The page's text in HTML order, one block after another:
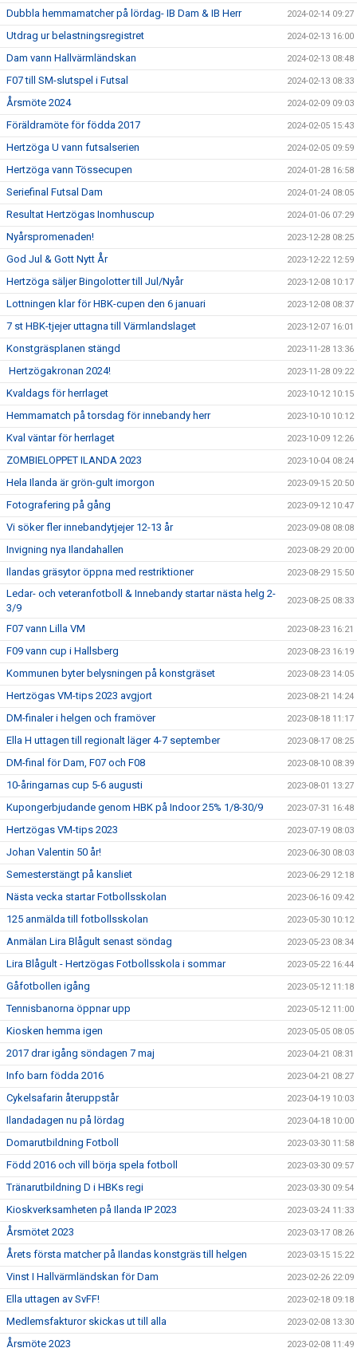
Dubbla hemmamatcher på lördag- IB Dam & IB Herr 2024-02-14 09:27
Utdrag ur belastningsregistret 2024-02-13 16:00
Dam vann Hallvärmländskan 2024-02-13 08:48
F07 till SM-slutspel i Futsal 2024-02-13 08:33
Årsmöte 2024 2024-02-09 09:03
Föräldramöte för födda 2017 2024-02-05 15:43
Hertzöga U vann futsalserien 2024-02-05 09:59
Hertzöga vann Tössecupen 2024-01-28 16:58
Seriefinal Futsal Dam 2024-01-24 08:05
Resultat Hertzögas Inomhuscup 2024-01-06 07:29
Nyårspromenaden! 2023-12-28 08:25
God Jul & Gott Nytt År 2023-12-22 12:59
Hertzöga säljer Bingolotter till Jul/Nyår 2023-12-08 10:17
Lottningen klar för HBK-cupen den 6 januari 2023-12-08 08:37
7 st HBK-tjejer uttagna till Värmlandslaget 2023-12-07 16:01
Konstgräsplanen stängd 2023-11-28 13:36
Hertzögakronan 2024! 2023-11-28 09:22
Kvaldags för herrlaget 2023-10-12 10:15
Hemmamatch på torsdag för innebandy herr 2023-10-10 10:12
Kval väntar för herrlaget 2023-10-09 12:26
ZOMBIELOPPET ILANDA 2023 2023-10-04 08:24
Hela Ilanda är grön-gult imorgon 2023-09-15 20:50
Fotografering på gång 2023-09-12 10:47
Vi söker fler innebandytjejer 12-13 år 2023-09-08 08:08
Invigning nya Ilandahallen 2023-08-29 20:00
Ilandas gräsytor öppna med restriktioner 2023-08-29 15:50
Ledar- och veteranfotboll & Innebandy startar nästa helg 2-
3/9
2023-08-25 08:33
F07 vann Lilla VM 2023-08-23 16:21
F09 vann cup i Hallsberg 2023-08-23 16:19
Kommunen byter belysningen på konstgräset 2023-08-23 14:05
Hertzögas VM-tips 2023 avgjort 2023-08-21 14:24
DM-finaler i helgen och framöver 2023-08-18 11:17
Ella H uttagen till regionalt läger 4-7 september 2023-08-17 08:25
DM-final för Dam, F07 och F08 2023-08-10 08:39
10-åringarnas cup 5-6 augusti 2023-08-01 13:27
Kupongerbjudande genom HBK på Indoor 25% 1/8-30/9 2023-07-31 16:48
Hertzögas VM-tips 2023 2023-07-19 08:03
Johan Valentin 50 år! 2023-06-30 08:03
Semesterstängt på kansliet 2023-06-29 12:18
Nästa vecka startar Fotbollsskolan 2023-06-16 09:42
125 anmälda till fotbollsskolan 2023-05-30 10:12
Anmälan Lira Blågult senast söndag 2023-05-23 08:34
Lira Blågult - Hertzögas Fotbollsskola i sommar 2023-05-22 16:44
Gåfotbollen igång 2023-05-12 11:18
Tennisbanorna öppnar upp 2023-05-12 11:00
Kiosken hemma igen 2023-05-05 08:05
2017 drar igång söndagen 7 maj 2023-04-21 08:31
Info barn födda 2016 2023-04-21 08:27
Cykelsafarin återuppstår 2023-04-19 10:03
Ilandadagen nu på lördag 2023-04-18 10:00
Domarutbildning Fotboll 2023-03-30 11:58
Född 2016 och vill börja spela fotboll 2023-03-30 09:57
Tränarutbildning D i HBKs regi 2023-03-30 09:54
Kioskverksamheten på Ilanda IP 2023 2023-03-24 11:33
Årsmötet 2023 2023-03-17 08:26
Årets första matcher på Ilandas konstgräs till helgen 2023-03-15 15:22
Vinst I Hallvärmländskan för Dam 2023-02-26 22:09
Ella uttagen av SvFF! 2023-02-18 09:18
Medlemsfakturor skickas ut till alla 2023-02-08 13:30
Årsmöte 2023 2023-02-08 11:49